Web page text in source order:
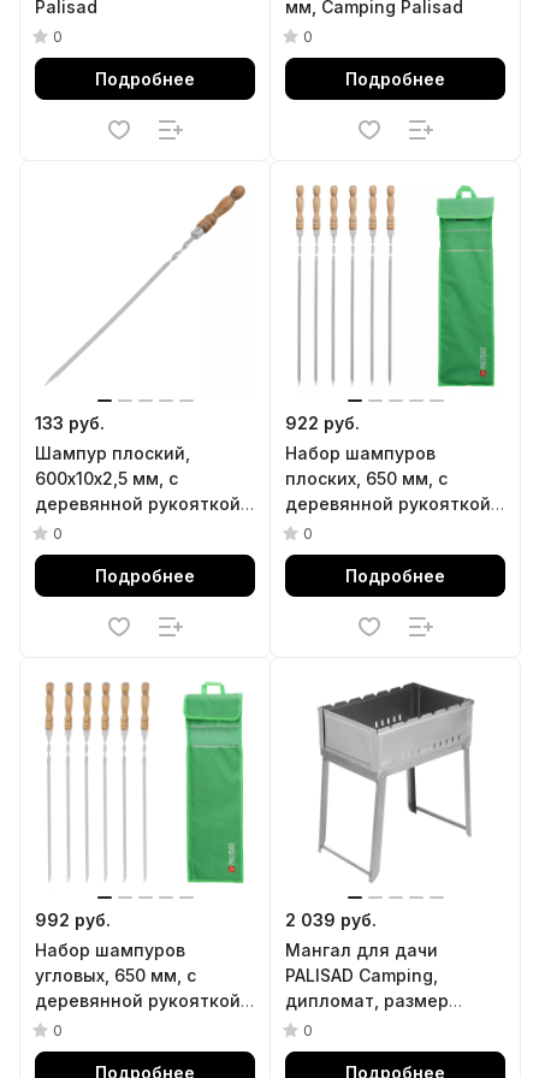
Palisad
0
Подробнее
мм, Camping Palisad
0
Подробнее
133 руб.
Шампур плоский,
600х10х2,5 мм, с
деревянной рукояткой,
нерж. сталь, Camping//
Palisad
0
Подробнее
922 руб.
Набор шампуров
плоских, 650 мм, с
деревянной рукояткой,
в чехле, 6 шт., Camping//
Palisad
0
Подробнее
992 руб.
Набор шампуров
угловых, 650 мм, с
деревянной рукояткой,
в чехле, 6 шт., Camping//
Palisad
0
Подробнее
2 039 руб.
Мангал для дачи
PALISAD Camping,
дипломат, размер
455х315х550 мм, 69734
0
Подробнее